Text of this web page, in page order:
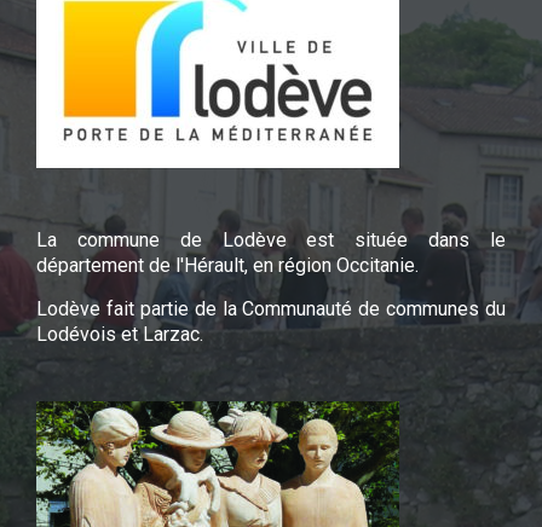
La commune de Lodève est située dans le
département de l'Hérault, en région Occitanie.
Lodève fait partie de la Communauté de communes du
Lodévois et Larzac.